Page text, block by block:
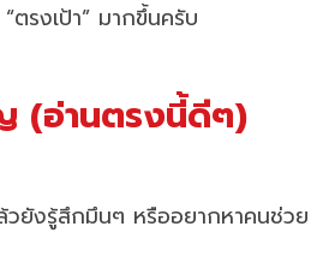
ตรงเป้า” มากขึ้นครับ
(อ่านตรงนี้ดีๆ)
วยังรู้สึกมึนๆ หรืออยากหาคนช่วย